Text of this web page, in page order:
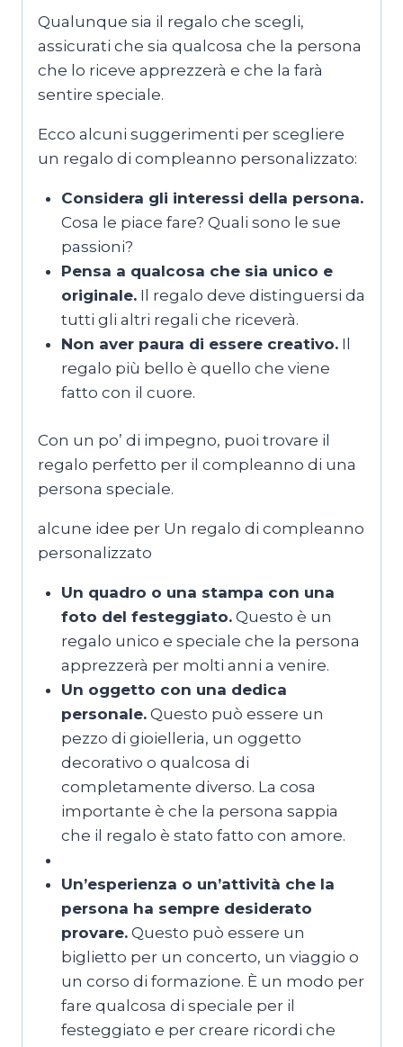
Qualunque sia il regalo che scegli,
assicurati che sia qualcosa che la persona
che lo riceve apprezzerà e che la farà
sentire speciale.
Ecco alcuni suggerimenti per scegliere
un regalo di compleanno personalizzato:
Considera gli interessi della persona.
Cosa le piace fare? Quali sono le sue
passioni?
Pensa a qualcosa che sia unico e
originale.Il regalo deve distinguersi da
tutti gli altri regali che riceverà.
Non aver paura di essere creativo.Il
regalo più bello è quello che viene
fatto con il cuore.
Con un po’ di impegno, puoi trovare il
regalo perfetto per il compleanno di una
persona speciale.
alcune idee per Un regalo di compleanno
personalizzato
Un quadro o una stampa con una
foto del festeggiato.Questo è un
regalo unico e speciale che la persona
apprezzerà per molti anni a venire.
Un oggetto con una dedica
personale.Questo può essere un
pezzo di gioielleria, un oggetto
decorativo o qualcosa di
completamente diverso. La cosa
importante è che la persona sappia
che il regalo è stato fatto con amore.
Un’esperienza o un’attività che la
persona ha sempre desiderato
provare.Questo può essere un
biglietto per un concerto, un viaggio o
un corso di formazione. È un modo per
fare qualcosa di speciale per il
festeggiato e per creare ricordi che